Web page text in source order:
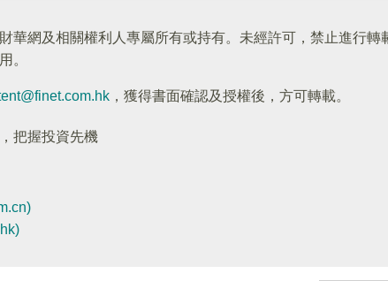
華網及相關權利人專屬所有或持有。未經許可，禁止進行轉
。
，獲得書面確認及授權後，方可轉載。
把握投資先機